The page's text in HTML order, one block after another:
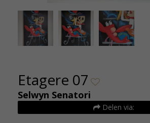
(2)
Etagere 07
Selwyn Senatori
Delen via: